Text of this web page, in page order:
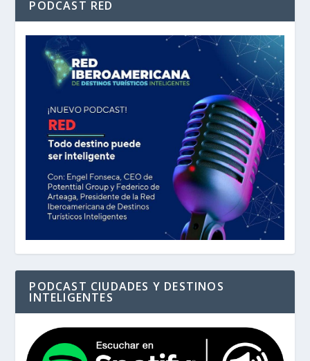
PODCAST RED
PODCAST CIUDADES Y DESTINOS
INTELIGENTES